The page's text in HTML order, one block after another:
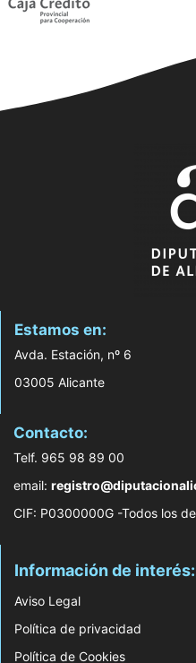
Estamos en:
Avda. Estación, nº 6
03005 Alicante
Contacto:
Telf. 965 98 89 00
email:
CIF: P0300000G -Todos los
Información de interés:
Aviso Legal
Política de privacidad
Política de Cookies